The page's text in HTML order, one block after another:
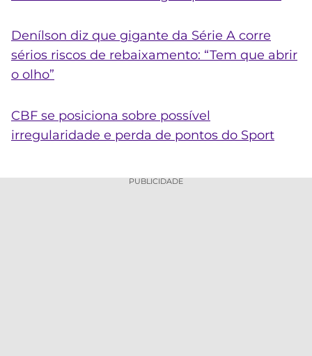
Denílson diz que gigante da Série A corre
sérios riscos de rebaixamento: “Tem que abrir
o olho”
CBF se posiciona sobre possível
irregularidade e perda de pontos do Sport
PUBLICIDADE